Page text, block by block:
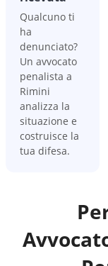
Qualcuno ti
ha
denunciato?
Un avvocato
penalista a
Rimini
analizza la
situazione e
costruisce la
tua difesa.